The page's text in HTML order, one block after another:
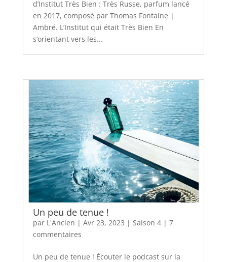
d’Institut Très Bien : Très Russe, parfum lancé
en 2017, composé par Thomas Fontaine |
Ambré. L’Institut qui était Très Bien En
s’orientant vers les...
Un peu de tenue !
par L'Ancien | Avr 23, 2023 | Saison 4| 7
commentaires
Un peu de tenue ! Écouter le podcast sur la